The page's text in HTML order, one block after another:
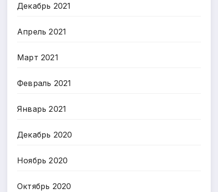
Декабрь 2021
Апрель 2021
Март 2021
Февраль 2021
Январь 2021
Декабрь 2020
Ноябрь 2020
Октябрь 2020